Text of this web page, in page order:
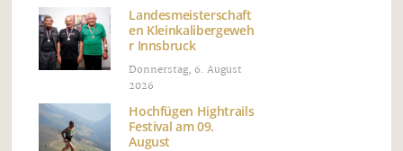
Landesmeisterschaft
en Kleinkalibergeweh
r Innsbruck
Donnerstag, 6. August
2026
Hochfügen Hightrails
Festival am 09.
August